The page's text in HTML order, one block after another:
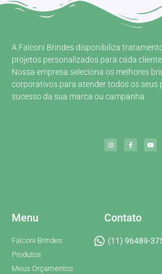
A Falconi Brindes disponibiliza
projetos personalizados para cada
Nossa empresa seleciona os melhores
corporativos para atender todos os seus
sucesso da sua marca ou campanha.
Menu
Falconi Brindes
Produtos
Meus Orçamentos
Contato
(11) 96489-